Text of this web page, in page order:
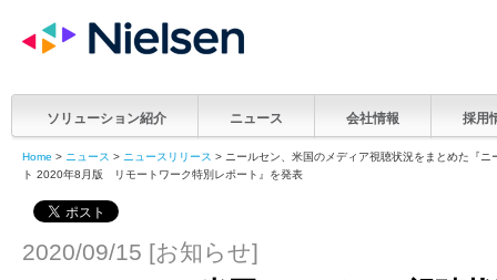
ソリューション紹介 ニュース 会社情報 採用
Home > ニュース > ニュースリリース > ニールセン、米国のメディア視聴状況をまとめた『
ト 2020年8月版 リモートワーク特別レポート』を発表
2020/09/15 [お知らせ]